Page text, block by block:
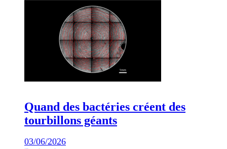
Quand des bactéries créent des
tourbillons géants
03/06/2026